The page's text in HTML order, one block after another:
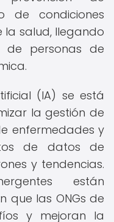
de condiciones
la salud, llegando
personas de
(IA) se está
la gestión de
enfermedades y
de datos de
y tendencias.
están
que las ONGs de
y mejoran la